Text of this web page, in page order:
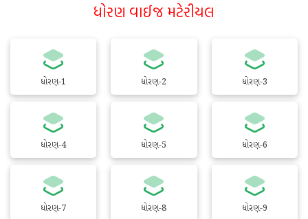
ધોરણ વાઈજ મટેરીયલ
ધોરણ-1 ધોરણ-2 ધોરણ-3
ધોરણ-4 ધોરણ-5 ધોરણ-6
ધોરણ-7 ધોરણ-8 ધોરણ-9